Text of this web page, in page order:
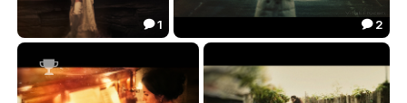
***
66.44
 1
***
 2
